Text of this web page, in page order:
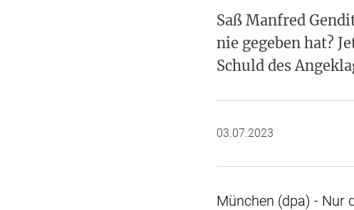
Saß Manfred
nie gegeben hat?
Schuld des
03.07.2023
München (dpa) - Nur